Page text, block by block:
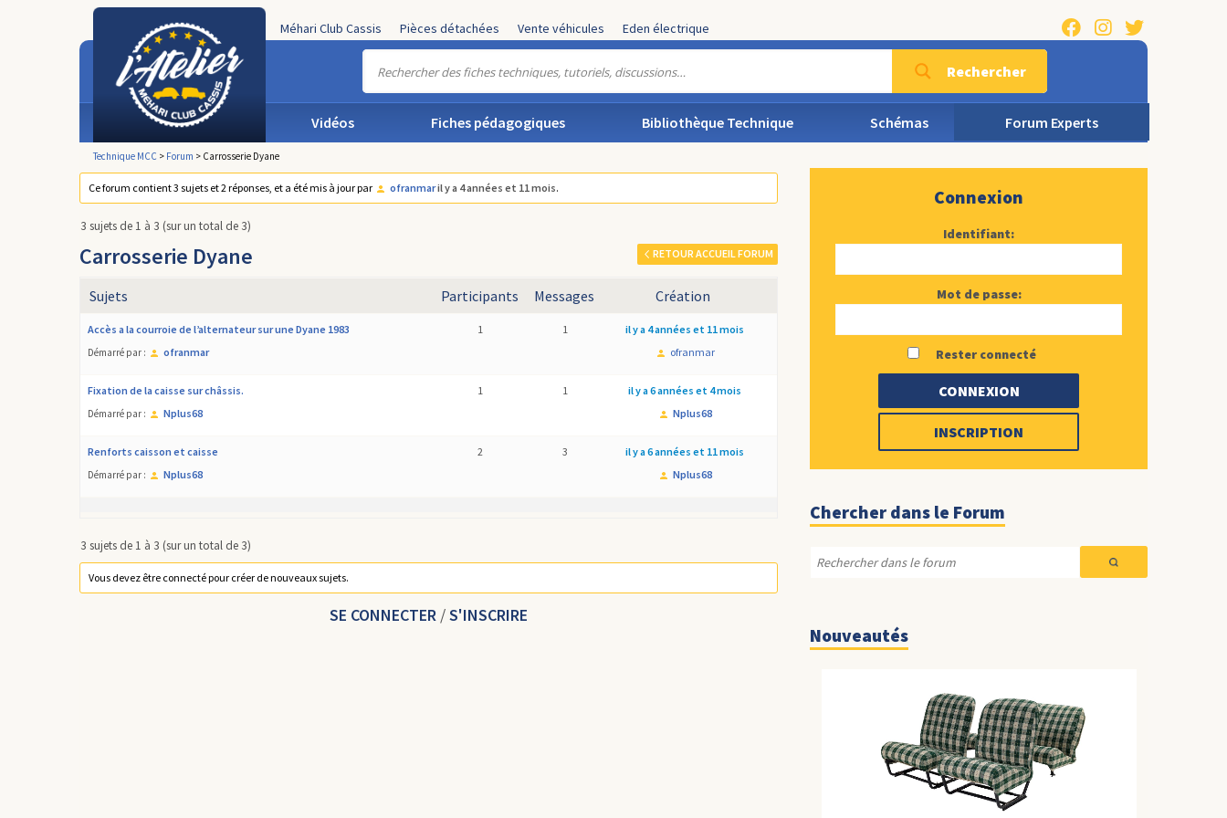
Méhari Club Cassis Pièces détachées Vente véhicules Eden électrique
Rechercher
Vidéos Fiches pédagogiques Bibliothèque Technique Schémas Forum Experts
Technique MCC > Forum > Carrosserie Dyane
Ce forum contient 3 sujets et 2 réponses, et a été mis à jour par ofranmaril y a 4 années et 11 mois.
3 sujets de 1 à 3 (sur un total de 3)
Carrosserie Dyane RETOUR ACCUEIL FORUM
Sujets Participants Messages Création
Accès a la courroie de l’alternateur sur une Dyane 1983
Démarré par : ofranmar
1 1
il y a 4 années et 11 mois
ofranmar
Fixation de la caisse sur châssis.
Démarré par : Nplus68
1 1
il y a 6 années et 4 mois
Nplus68
Renforts caisson et caisse
Démarré par : Nplus68
2 3
il y a 6 années et 11 mois
Nplus68
3 sujets de 1 à 3 (sur un total de 3)
Vous devez être connecté pour créer de nouveaux sujets.
SE CONNECTER /S'INSCRIRE
Connexion
Identifiant:
Mot de passe:
Rester connecté
CONNEXION
INSCRIPTION
Chercher dans le Forum
Nouveautés